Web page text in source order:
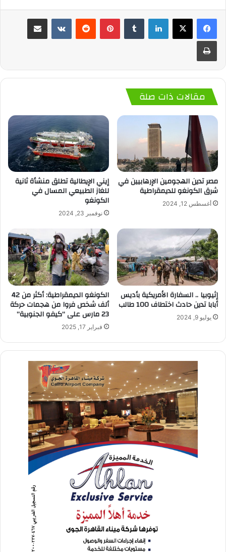
لينكدإن بينتيريست
مقالات ذات صلة
مصر تدين الهجومين الإرهابيين في
شرق الكونغو للديمقراطية
أغسطس 12, 2024
إيني الإيطالية تطلق منشأة ثانية
للغاز الطبيعي المسال في
الكونغو
نوفمبر 23, 2024
إثيوبيا .. السفارة الأمريكية بأديس
أبابا تدين حادث اختطاف 100 طالب
يوليو 9, 2024
الكونغو الديمقراطية: أكثر من 42
ألف شخص فروا من هجمات حركة
23 مارس على “كيفو الجنوبية”
فبراير 17, 2025